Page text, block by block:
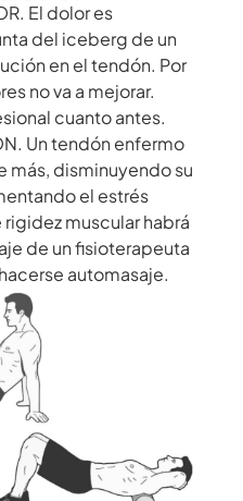
El dolor es
del iceberg de un
en el tendón. Por
no va a mejorar.
cuanto antes.
Un tendón enfermo
más, disminuyendo su
el estrés
rigidez muscular habrá
de un fisioterapeuta
automasaje.